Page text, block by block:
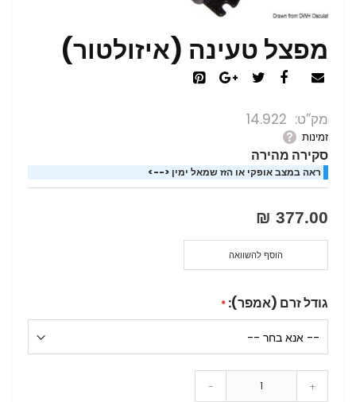
מפצל טעינה (איזולטור)
מק”ט 14.922
זמינות
סקירה מהירה
ראה במצב אופקי או הזז שמאל ימין <-->
377.00 ₪
גודל זרם (אמפר):
- +
הוסף להשוואה